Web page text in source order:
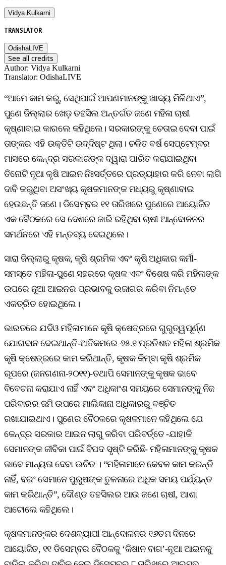
Vidya Kulkarni
TRANSLATOR
OdishaLIVE
See all credits
Author: Vidya Kulkarni
Translator: OdishaLIVE
“ଆମେ କାମ କରୁ, ସେଥିପାଇଁ ଆପଣମାନଙ୍କୁ ଖାଦ୍ୟ ମିଳିଥାଏ”,
ପୁଣେ ଜିଲ୍ଲାର ଖେଡ଼ ତହସିଲ ଅନ୍ତର୍ଗତ ଜଣେ ମହିଳା ଚାଷୀ
କୃଷ୍ଣାବାଇ କାରଲେ କହିଥିଲେ। ସରକାରଙ୍କୁ ଚେତାଇ ଦେବା ପାଇଁ
ତାଙ୍କର ଏହି ଉକ୍ତିଟି ଉଦ୍ଦିଷ୍ଟ ଥିଲା। ଚଳିତ ବର୍ଷ ସେପ୍ଟେମ୍ବର
ମାସରେ କେନ୍ଦ୍ର ସରକାରଙ୍କ ଦ୍ୱାରା ପାରିତ କରାଯାଇଥିବା
ତିନୋଟି ନୂଆ କୃଷି ଆଇନ ନିଃସର୍ତ୍ତରେ ପ୍ରତ୍ୟାହାର କରି ନେବା ଲାଗି
ଦାବି କରୁଥିବା ଅସଂଖ୍ୟ କୃଷକମାନଙ୍କ ମଧ୍ୟରୁ କୃଷ୍ଣାବାଇ
ହେଉଛନ୍ତି ଜଣେ। ଡିସେମ୍ବର ୧୧ ତାରିଖରେ ପୁଣେରେ ଆୟୋଜିତ
ଏକ ବୈଠକରେ ସେ ଦେଶରେ ଜାରି ରହିଥିବା ଚାଷୀ ଆନ୍ଦୋଳନର
ସମର୍ଥନରେ ଏହି ମନ୍ତବ୍ୟ ଦେଇଥିଲେ।
ସାରା ଜିଲ୍ଲାରୁ କୃଷକ, କୃଷି ଶ୍ରମିକ ଏବଂ କୃଷି ଅଧିକାର କର୍ମୀ-
ସମସ୍ତେ ମହିଳା-ପୁଣେ ସହରରେ କୃଷକ ଏବଂ ବିଶେଷ କରି ମହିଳାଙ୍କ
ଉପରେ ନୂଆ ଆଇନର ପ୍ରଭାବକୁ ଉଜାଗର କରିବା ନିମନ୍ତେ
ଏକତ୍ରିତ ହୋଇଥିଲେ।
ଭାରତରେ ଯଦିଓ ମହିଳାମାନେ କୃଷି କ୍ଷେତ୍ରରେ ଗୁରୁତ୍ୱପୂର୍ଣ୍ଣ
ଯୋଗଦାନ ଦେଇଥାନ୍ତି-ଅତିକମରେ ୬୫.୧ ପ୍ରତିଶତ ମହିଳା ଶ୍ରମିକ
କୃଷି କ୍ଷେତ୍ରରେ କାମ କରିଥାନ୍ତି, କୃଷକ କିମ୍ବା କୃଷି ଶ୍ରମିକ
ରୂପରେ (ଜନଗଣନା-୨୦୧୧)-ତଥାପି ସେମାନଙ୍କୁ କୃଷକ ଭାବେ
ବିବେଚନା କରାଯାଏ ନାହିଁ ଏବଂ ଅଧିକାଂଶ ସମୟରେ ସେମାନଙ୍କୁ ନିଜ
ପରିବାରର ଜମି ଉପରେ ମାଲିକାନା ଅଧିକାରରୁ ବଞ୍ଚିତ
ରଖାଯାଇଥାଏ। ପୁଣେର ବୈଠକରେ କୃଷକମାନେ କହିଥିଲେ ଯେ
କେନ୍ଦ୍ର ସରକାର ଆଇନ ଲାଗୁ କରିବା ପରିବର୍ତ୍ତେ -ଯାହାକି
ସେମାନଙ୍କ ଜୀବିକା ପାଇଁ ବିପଦ ସୃଷ୍ଟି କରିଛି- ମହିଳାମାନଙ୍କୁ କୃଷକ
ଭାବେ ମାନ୍ୟତା ଦେବା ଉଚିତ । “ମହିଳାମାନେ କେବଳ କାମ କରନ୍ତି
ନାହିଁ, ବରଂ ସେମାନେ ପୁରୁଷଙ୍କ ତୁଳନାରେ ଅଧିକ ସମୟ ପର୍ଯ୍ୟନ୍ତ
କାମ କରିଥାନ୍ତି”, ଦୌଣ୍ଡ ତହସିଲର ଆଉ ଜଣେ ଚାଷୀ, ଆଶା
ଆଟୋଲେ କହିଥିଲେ।
କୃଷକମାନଙ୍କର ଦେଶବ୍ୟାପୀ ଆନ୍ଦୋଳନର ୧୬ତମ ଦିନରେ
ଆୟୋଜିତ, ୧୧ ଡିସେମ୍ବର ବୈଠକକୁ ‘କିଷାନ ବାଗ’-ନୂଆ ଆଇନକୁ